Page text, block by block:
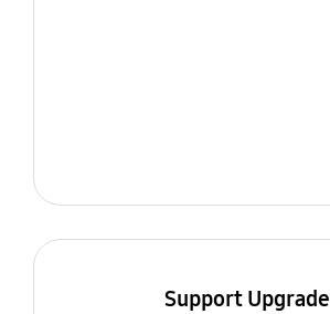
Support Upgrade